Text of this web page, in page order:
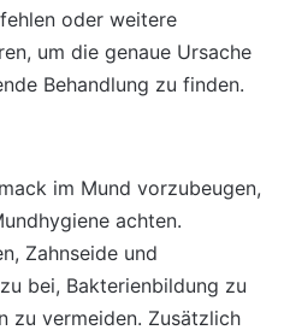
oder weitere
um die genaue Ursache
Behandlung zu finden.
im Mund vorzubeugen,
achten.
Zahnseide und
bei, Bakterienbildung zu
zu vermeiden. Zusätzlich